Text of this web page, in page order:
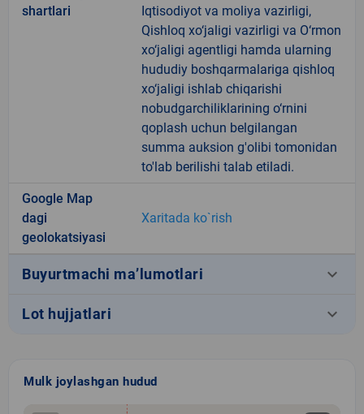
shartlari
Iqtisodiyot va moliya vazirligi,
Qishloq xo‘jaligi vazirligi va O‘rmon
xo‘jaligi agentligi hamda ularning
hududiy boshqarmalariga qishloq
xo‘jaligi ishlab chiqarishi
nobudgarchiliklarining o‘rnini
qoplash uchun belgilangan
summa auksion g'olibi tomonidan
to'lab berilishi talab etiladi.
Google Map
dagi
geolokatsiyasi
Xaritada ko`rish
Buyurtmachi ma’lumotlari keyboard_arrow_down
Lot hujjatlari keyboard_arrow_down
Mulk joylashgan hudud